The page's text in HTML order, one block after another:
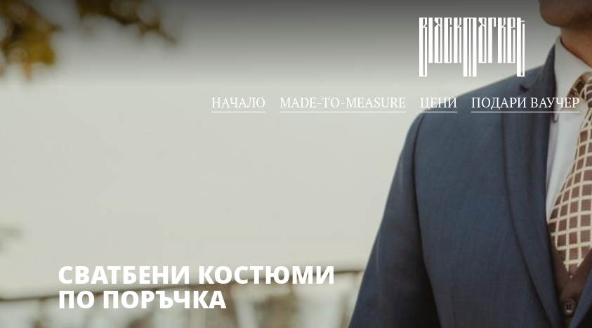
НАЧАЛО MADE-TO-MEASURE ЦЕНИ ПОДАРИ ВАУЧEР
СВАТБЕНИ КОСТЮМИ
ПО ПОРЪЧКА